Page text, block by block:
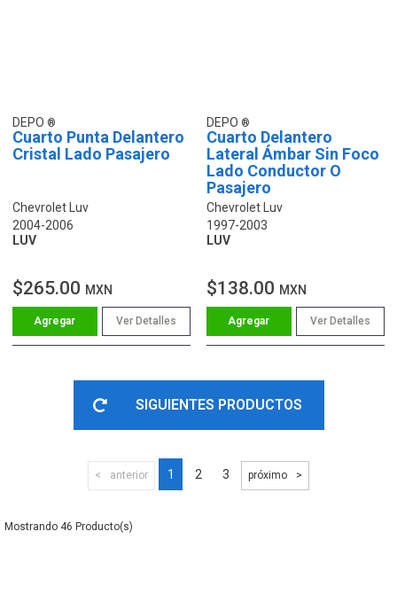
DEPO
Cuarto Punta Delantero
Cristal Lado Pasajero
Chevrolet Luv
2004-2006
LUV
$265.00 MXN
Ver Detalles
DEPO
Cuarto Delantero
Lateral Ámbar Sin Foco
Lado Conductor O
Pasajero
Chevrolet Luv
1997-2003
LUV
$138.00 MXN
Ver Detalles
SIGUIENTES PRODUCTOS
anterior 1 2 3 próximo
46